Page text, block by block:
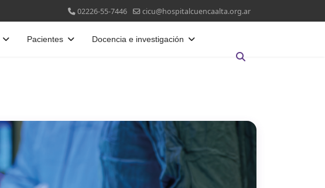
02226-55-7446 cicu@hospitalcuencaalta.org.ar
Pacientes Docencia e investigación
Buscar